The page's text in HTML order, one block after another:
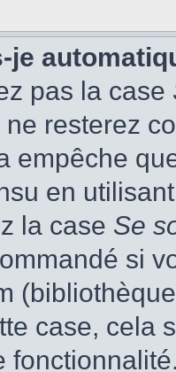
je
pas la case
resterez
empêche
en
la case Se
si
case, cela